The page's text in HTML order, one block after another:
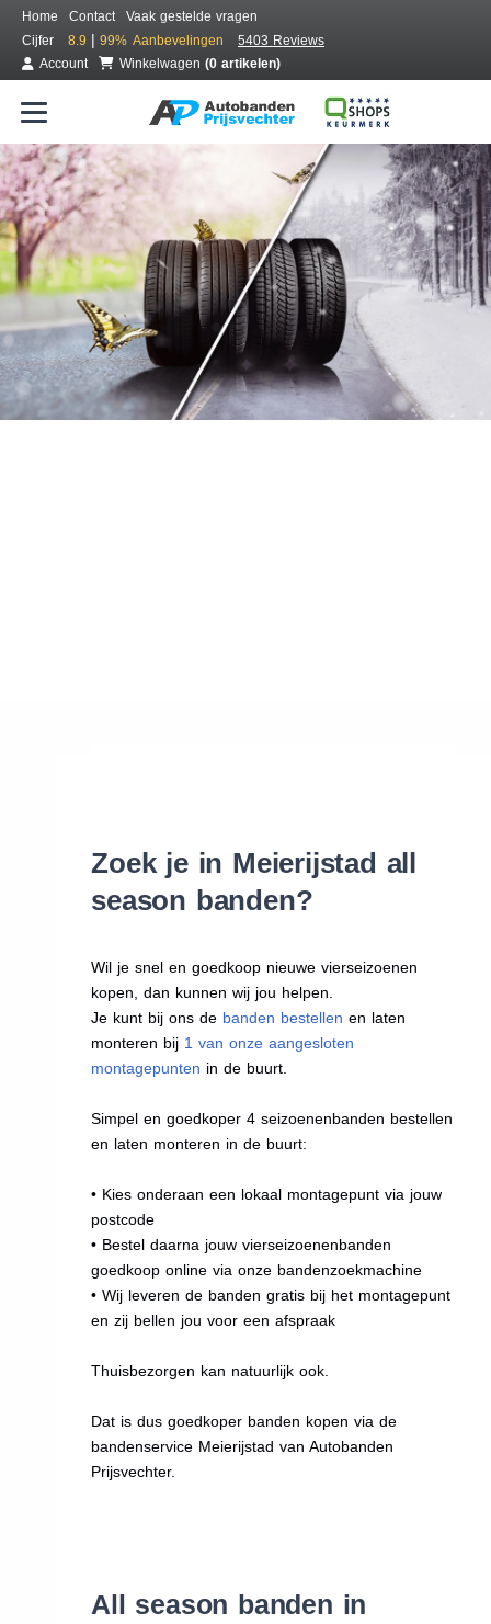
Home Contact
Vaak gestelde vragen
Cijfer
8.9 | 99% Aanbevelingen
5403 Reviews
Account
Winkelwagen (0 artikelen)
Bestel voordelig all season banden
Gratis bezorgd of montage bij jou in de buurt
Seizoen:
Merken:
Zoek je in Meierijstad all
season banden?
Wil je snel en goedkoop nieuwe vierseizoenen
kopen, dan kunnen wij jou helpen.
Je kunt bij ons de banden bestellen en laten
monteren bij 1 van onze aangesloten
montagepunten in de buurt.
Simpel en goedkoper 4 seizoenenbanden bestellen
en laten monteren in de buurt:
• Kies onderaan een lokaal montagepunt via jouw
postcode
• Bestel daarna jouw vierseizoenenbanden
goedkoop online via onze bandenzoekmachine
• Wij leveren de banden gratis bij het montagepunt
en zij bellen jou voor een afspraak
Thuisbezorgen kan natuurlijk ook.
Dat is dus goedkoper banden kopen via de
bandenservice Meierijstad van Autobanden
Prijsvechter.
All season banden in